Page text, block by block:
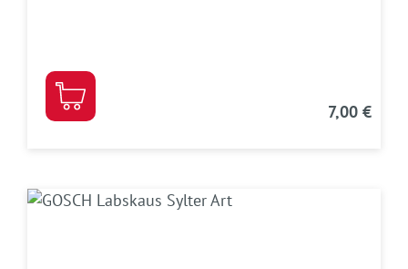
7,00 €